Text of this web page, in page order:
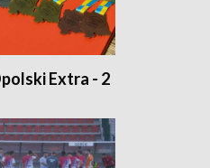
Extra - 2